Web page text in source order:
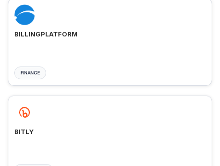
BILLINGPLATFORM
FINANCE
BITLY